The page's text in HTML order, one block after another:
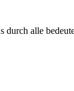
alle